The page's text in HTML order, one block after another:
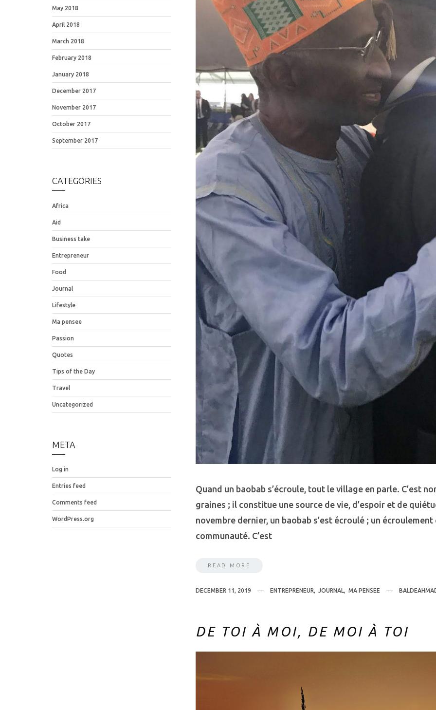
Quand un baobab s’écroule, tout le village en parle. C’est
graines ; il constitue une source de vie, d’espoir et de
novembre dernier, un baobab s’est écroulé ; un
communauté. C’est
READ MORE
DECEMBER 11, 2019 ENTREPRENEUR, JOURNAL, MA PENSEE
DE TOI À MOI, DE MOI À TOI
May 2018
April 2018
March 2018
February 2018
January 2018
December 2017
November 2017
October 2017
September 2017
CATEGORIES
Africa
Aid
Business take
Entrepreneur
Food
Journal
Lifestyle
Ma pensee
Passion
Quotes
Tips of the Day
Travel
Uncategorized
META
Log in
Entries feed
Comments feed
WordPress.org